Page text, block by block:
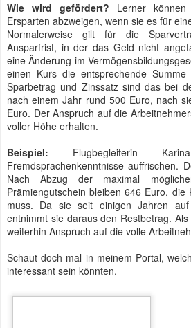
Wie wird gefördert? Lerner
Ersparten abzweigen, wenn sie es für
Normalerweise gilt für die
Ansparfrist, in der das Geld nicht
eine Änderung im
einen Kurs die entsprechende
Sparbetrag und Zinssatz sind das bei
nach einem Jahr rund 500 Euro, nach
Euro. Der Anspruch auf die
voller Höhe erhalten.
Beispiel: Flugbegleiterin
Fremdsprachenkenntnisse auffrischen.
Nach Abzug der maximal
Prämiengutschein bleiben 646 Euro, die
muss. Da sie seit einigen Jahren
entnimmt sie daraus den Restbetrag.
weiterhin Anspruch auf die volle
Schaut doch mal in meinem Portal,
interessant sein könnten.